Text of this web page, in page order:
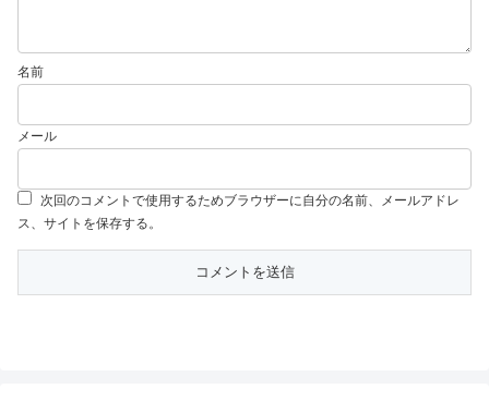
名前
メール
次回のコメントで使用するためブラウザーに自分の名前、メールアドレ
ス、サイトを保存する。